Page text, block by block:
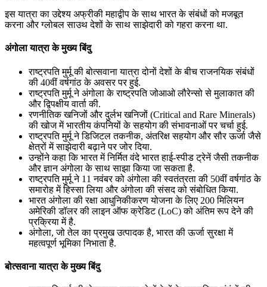
इस यात्रा का उद्देश्य अफ्रीकी महाद्वीप के साथ भारत के संबंधों को मजबूत
करना और ग्लोबल साउथ देशों के साथ साझेदारी को गहरा करना था.
अंगोला यात्रा के मुख्य बिंदु
राष्ट्रपति मुर्मू की बोत्सवाना यात्रा दोनों देशों के बीच राजनयिक संबंधों
की 40वीं वर्षगांठ के अवसर पर हुई.
राष्ट्रपति मुर्मू ने अंगोला के राष्ट्रपति जोआओ लौरेन्सो से मुलाकात की
और द्विपक्षीय वार्ता की.
रणनीतिक खनिजों और दुर्लभ खनिजों (Critical and Rare Minerals)
की खोज में भारतीय कंपनियों के सहयोग की संभावनाओं पर चर्चा हुई.
राष्ट्रपति मुर्मू ने डिजिटल तकनीक, अंतरिक्ष सहयोग और सौर ऊर्जा जैसे
क्षेत्रों में साझेदारी बढ़ाने पर जोर दिया.
उन्होंने कहा कि भारत में निर्मित वंदे भारत हाई-स्पीड ट्रेनें जैसी तकनीक
और ज्ञान अंगोला के साथ साझा किया जा सकता है.
राष्ट्रपति मुर्मू ने 11 नवंबर को अंगोला की स्वतंत्रता की 50वीं वर्षगांठ के
समारोह में हिस्सा लिया और अंगोला की संसद को संबोधित किया.
भारत अंगोला की रक्षा आधुनिकीकरण योजना के लिए 200 मिलियन
अमेरिकी डॉलर की लाइन ऑफ क्रेडिट (LoC) को अंतिम रूप देने की
प्रक्रिया में है.
अंगोला, जो तेल का प्रमुख उत्पादक है, भारत की ऊर्जा सुरक्षा में
महत्वपूर्ण भूमिका निभाता है.
बोत्सवाना यात्रा के मुख्य बिंदु